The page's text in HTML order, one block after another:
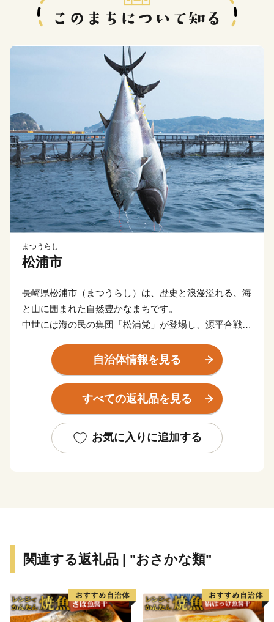
まつうらし
松浦市
長崎県松浦市（まつうらし）は、歴史と浪漫溢れる、海
と山に囲まれた自然豊かなまちです。
中世には海の民の集団「松浦党」が登場し、源平合戦や
水中文化遺産「鷹島神崎遺跡」は、海底遺跡としては、
国内初となる国史跡に指定されています。
海を囲んで３つのまちから成る松浦市は、日本有数の漁
獲量を誇るアジ・サバのほかにマグロやトラフグ、車エ
山あいではその斜面の日あたりを利用して野菜、果物、
お茶、お米といった農産物も豊富です。
自治体情報を見る
すべての返礼品を見る
お気に入りに追加する
関連する返礼品 | "おさかな類"